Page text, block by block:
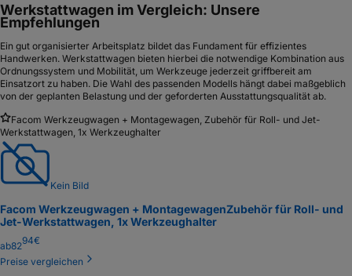
Werkstattwagen im Vergleich: Unsere
Empfehlungen
Ein gut organisierter Arbeitsplatz bildet das Fundament für effizientes
Handwerken. Werkstattwagen bieten hierbei die notwendige Kombination aus
Ordnungssystem und Mobilität, um Werkzeuge jederzeit griffbereit am
Einsatzort zu haben. Die Wahl des passenden Modells hängt dabei maßgeblich
von der geplanten Belastung und der geforderten Ausstattungsqualität ab.
Facom Werkzeugwagen + Montagewagen, Zubehör für Roll- und Jet-
Werkstattwagen, 1x Werkzeughalter
Kein Bild
Facom Werkzeugwagen + MontagewagenZubehör für Roll- und
Jet-Werkstattwagen, 1x Werkzeughalter
ab8294€
Preise vergleichen